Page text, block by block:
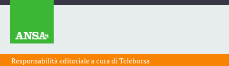
Responsabilità editoriale a cura diTeleborsa